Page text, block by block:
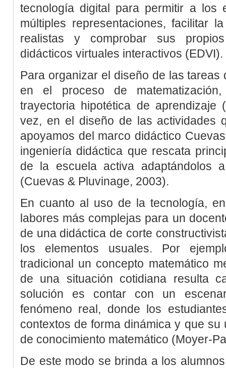
tecnología digital para permitir a los
múltiples representaciones, facilitar
realistas y comprobar sus
didácticos virtuales interactivos (EDVI).
Para organizar el diseño de las
en el proceso de
trayectoria hipotética de aprendizaje
vez, en el diseño de las actividades
apoyamos del marco didáctico
ingeniería didáctica que rescata
de la escuela activa adaptándolos
(Cuevas & Pluvinage, 2003).
En cuanto al uso de la tecnología,
labores más complejas para un
de una didáctica de corte
los elementos usuales. Por
tradicional un concepto matemático
de una situación cotidiana resulta
solución es contar con un
fenómeno real, donde los
contextos de forma dinámica y que
de conocimiento matemático (Moyer-
De este modo se brinda a los